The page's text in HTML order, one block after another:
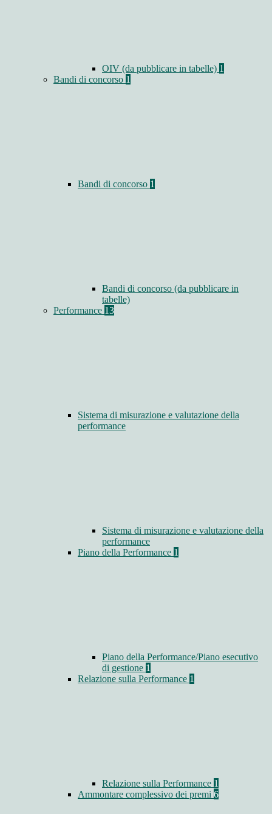
OIV (da pubblicare in tabelle) 1
Bandi di concorso 1
Bandi di concorso 1
Bandi di concorso (da pubblicare in
tabelle)
Performance 13
Sistema di misurazione e valutazione della
performance
Sistema di misurazione e valutazione della
performance
Piano della Performance 1
Piano della Performance/Piano esecutivo
di gestione 1
Relazione sulla Performance 1
Relazione sulla Performance 1
Ammontare complessivo dei premi 6